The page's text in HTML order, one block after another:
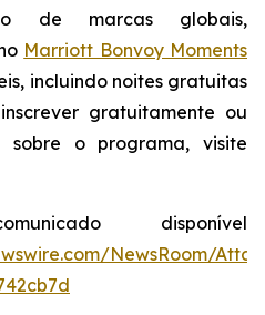
de marcas globais,
Marriott Bonvoy Moments
incluindo noites gratuitas
gratuitamente ou
sobre o programa, visite
disponível
NewsRoom/